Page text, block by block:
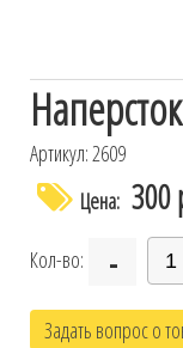
Артикул: 2609
Цена: 300
Кол-во: -
Задать вопрос о